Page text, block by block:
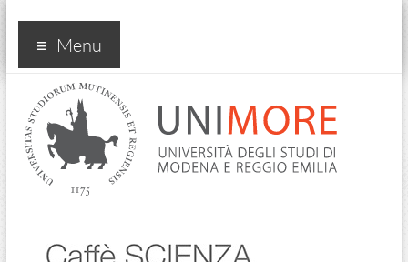
CaffeScienza
Menu